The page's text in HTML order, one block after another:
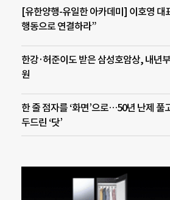
[유한양행-유일한 아카데미] 이호영 대
행동으로 연결하라”
한강·허준이도 받은 삼성호암상, 내년
원
한 줄 점자를 ‘화면’으로…50년 난제 풀
두드린 ‘닷’